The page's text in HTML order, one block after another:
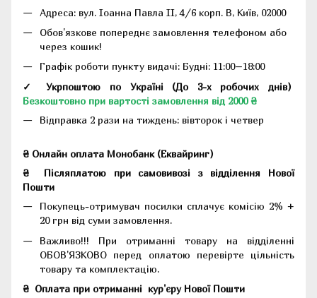
Адреса: вул. Іоанна Павла II, 4/6 корп. В, Київ, 02000
Обов'язкове попереднє замовлення телефоном або
через кошик!
Графік роботи пункту видачі: Будні: 11:00–18:00
✓ Укрпоштою по Україні (До 3-х робочих днів)
Безкоштовно при вартості замовлення від 2000 ₴
Відправка 2 рази на тиждень: вівторок і четвер
₴ Онлайн оплата Монобанк (Еквайринг)
₴
Післяплатою при самовивозі з відділення Нової
Пошти
Покупець-отримувач посилки сплачує комісію 2% +
20 грн від суми замовлення.
Важливо!!! При отриманні товару на відділенні
ОБОВ'ЯЗКОВО перед оплатою перевірте цільність
товару та комплектацію.
₴ Оплата при отриманні кур'єру Нової Пошти